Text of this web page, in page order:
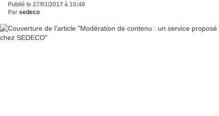
Publié le 27/01/2017 à 10:48
Par sedeco